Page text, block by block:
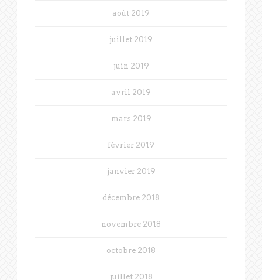
août 2019
juillet 2019
juin 2019
avril 2019
mars 2019
février 2019
janvier 2019
décembre 2018
novembre 2018
octobre 2018
juillet 2018